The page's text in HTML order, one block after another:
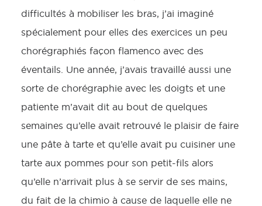
difficultés à mobiliser les bras, j’ai imaginé
spécialement pour elles des exercices un peu
chorégraphiés façon flamenco avec des
éventails. Une année, j’avais travaillé aussi une
sorte de chorégraphie avec les doigts et une
patiente m’avait dit au bout de quelques
semaines qu’elle avait retrouvé le plaisir de faire
une pâte à tarte et qu’elle avait pu cuisiner une
tarte aux pommes pour son petit-fils alors
qu’elle n’arrivait plus à se servir de ses mains,
du fait de la chimio à cause de laquelle elle ne